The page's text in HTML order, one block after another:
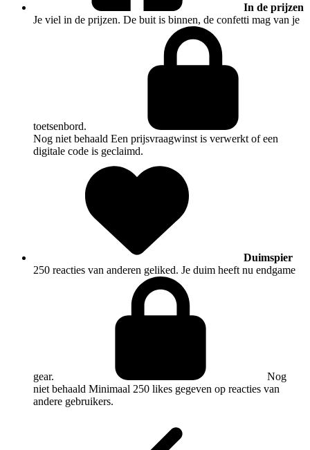
In de prijzen
Je viel in de prijzen. De buit is binnen, de confetti mag van je
toetsenbord.
Nog niet behaald Een prijsvraagwinst is verwerkt of een
digitale code is geclaimd.
Duimspier
250 reacties van anderen geliked. Je duim heeft nu endgame
gear.
Nog
niet behaald Minimaal 250 likes gegeven op reacties van
andere gebruikers.